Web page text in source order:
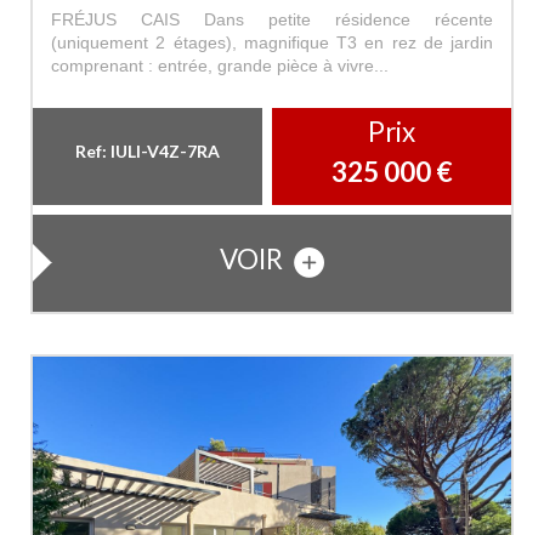
FRÉJUS CAIS Dans petite résidence récente
(uniquement 2 étages), magnifique T3 en rez de jardin
comprenant : entrée, grande pièce à vivre...
Ref: IULI-V4Z-7RA
Prix
325 000 €
VOIR